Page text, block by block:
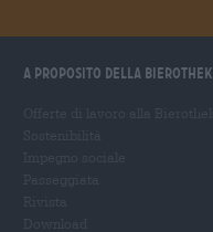
A proposito della Bierothek